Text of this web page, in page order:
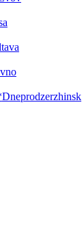
Dneprodzerzhinsk